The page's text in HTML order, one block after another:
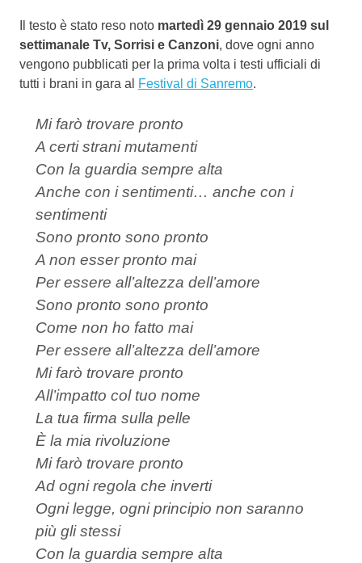
Il testo è stato reso noto martedì 29 gennaio 2019 sul
settimanale Tv, Sorrisi e Canzoni, dove ogni anno
vengono pubblicati per la prima volta i testi ufficiali di
tutti i brani in gara al
Festival di Sanremo.
Mi farò trovare pronto
A certi strani mutamenti
Con la guardia sempre alta
Anche con i sentimenti… anche con i
sentimenti
Sono pronto sono pronto
A non esser pronto mai
Per essere all’altezza dell’amore
Sono pronto sono pronto
Come non ho fatto mai
Per essere all’altezza dell’amore
Mi farò trovare pronto
All’impatto col tuo nome
La tua firma sulla pelle
È la mia rivoluzione
Mi farò trovare pronto
Ad ogni regola che inverti
Ogni legge, ogni principio non saranno
più gli stessi
Con la guardia sempre alta